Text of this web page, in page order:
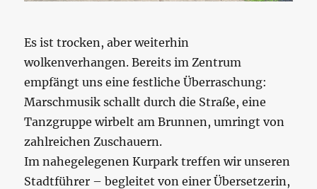
Es ist trocken, aber weiterhin
wolkenverhangen. Bereits im Zentrum
empfängt uns eine festliche Überraschung:
Marschmusik schallt durch die Straße, eine
Tanzgruppe wirbelt am Brunnen, umringt von
zahlreichen Zuschauern.
Im nahegelegenen Kurpark treffen wir unseren
Stadtführer – begleitet von einer Übersetzerin,